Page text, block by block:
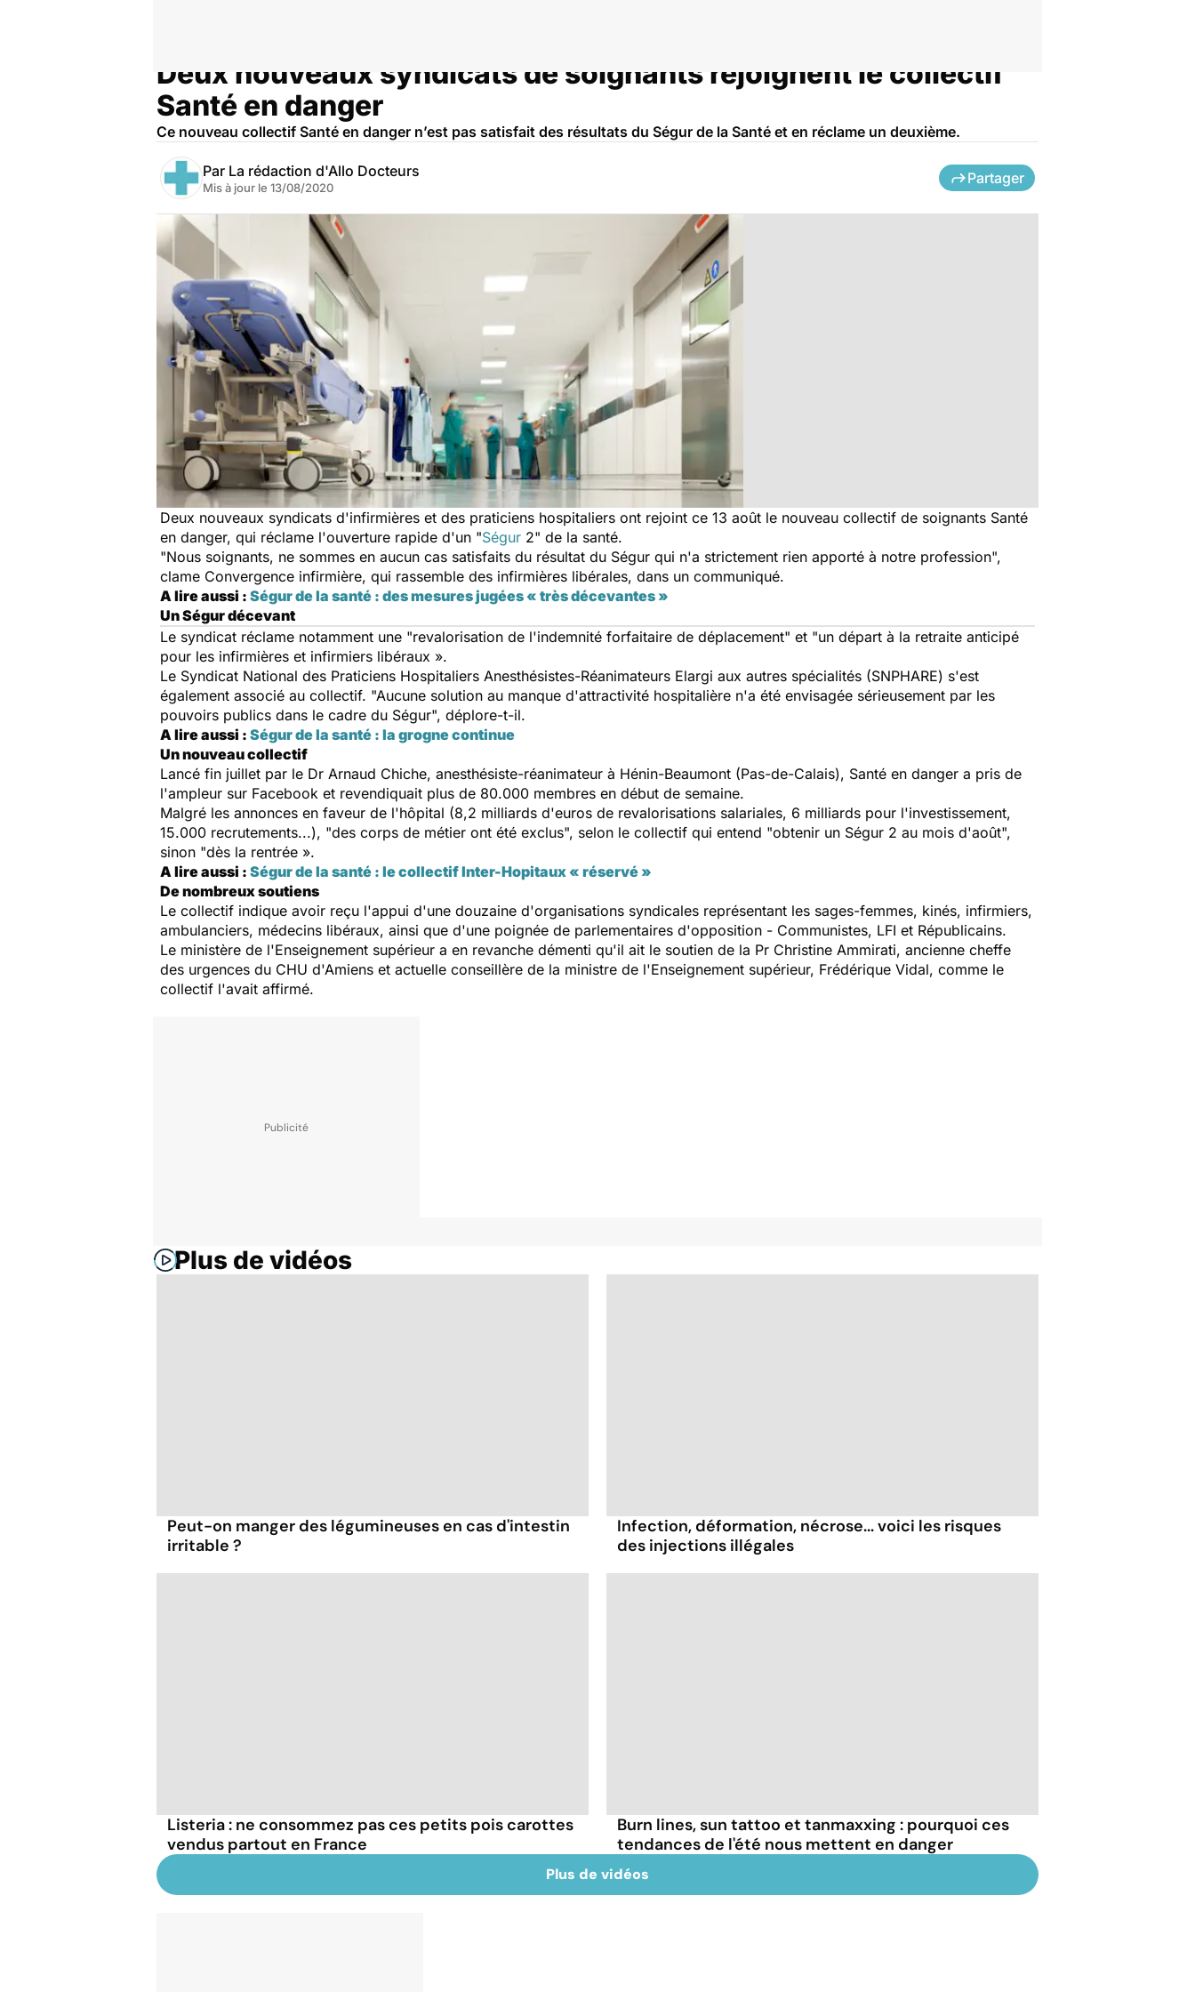
Deux nouveaux syndicats de soignants rejoignent le collectif
Santé en danger
Ce nouveau collectif Santé en danger n’est pas satisfait des résultats du Ségur de la Santé et en réclame un deuxième.
Par La rédaction d'Allo Docteurs
Mis à jour le 13/08/2020
Partager
Deux nouveaux syndicats d'infirmières et des praticiens hospitaliers ont rejoint ce 13 août le nouveau collectif de soignants Santé
en danger, qui réclame l'ouverture rapide d'un "Ségur 2" de la santé.
"Nous soignants, ne sommes en aucun cas satisfaits du résultat du Ségur qui n'a strictement rien apporté à notre profession",
clame Convergence infirmière, qui rassemble des infirmières libérales, dans un communiqué.
A lire aussi : Ségur de la santé : des mesures jugées « très décevantes »
Un Ségur décevant
Le syndicat réclame notamment une "revalorisation de l'indemnité forfaitaire de déplacement" et "un départ à la retraite anticipé
pour les infirmières et infirmiers libéraux ».
Le Syndicat National des Praticiens Hospitaliers Anesthésistes-Réanimateurs Elargi aux autres spécialités (SNPHARE) s'est
également associé au collectif. "Aucune solution au manque d'attractivité hospitalière n'a été envisagée sérieusement par les
pouvoirs publics dans le cadre du Ségur", déplore-t-il.
A lire aussi : Ségur de la santé : la grogne continue
Un nouveau collectif
Lancé fin juillet par le Dr Arnaud Chiche, anesthésiste-réanimateur à Hénin-Beaumont (Pas-de-Calais), Santé en danger a pris de
l'ampleur sur Facebook et revendiquait plus de 80.000 membres en début de semaine.
Malgré les annonces en faveur de l'hôpital (8,2 milliards d'euros de revalorisations salariales, 6 milliards pour l'investissement,
15.000 recrutements...), "des corps de métier ont été exclus", selon le collectif qui entend "obtenir un Ségur 2 au mois d'août",
sinon "dès la rentrée ».
A lire aussi : Ségur de la santé : le collectif Inter-Hopitaux « réservé »
De nombreux soutiens
Le collectif indique avoir reçu l'appui d'une douzaine d'organisations syndicales représentant les sages-femmes, kinés, infirmiers,
ambulanciers, médecins libéraux, ainsi que d'une poignée de parlementaires d'opposition - Communistes, LFI et Républicains.
Le ministère de l'Enseignement supérieur a en revanche démenti qu'il ait le soutien de la Pr Christine Ammirati, ancienne cheffe
des urgences du CHU d'Amiens et actuelle conseillère de la ministre de l'Enseignement supérieur, Frédérique Vidal, comme le
collectif l'avait affirmé.
Plus de vidéos
Peut-on manger des légumineuses en cas d'intestin
irritable ?
Infection, déformation, nécrose... voici les risques
des injections illégales
Listeria : ne consommez pas ces petits pois carottes
vendus partout en France
Burn lines, sun tattoo et tanmaxxing : pourquoi ces
tendances de l'été nous mettent en danger
Plus de vidéos